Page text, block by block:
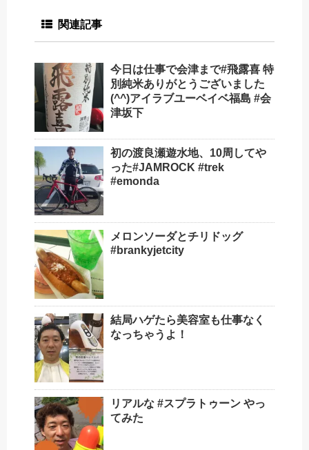
関連記事
今日は仕事で会津まで#飛露喜 特
別純米ありがとうございました
(^^)アイラブユーベイベ福島 #会
津坂下
初の渡良瀬遊水地、10周してや
った#JAMROCK #trek
#emonda
メロンソーダとチリドッグ
#brankyjetcity
結局ハゲたら美容室も仕事なく
なっちゃうよ！
リアルな #スプラトゥーン やっ
てみた